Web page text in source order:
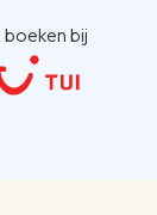
boeken bij